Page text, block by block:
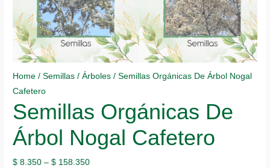
Home /Semillas /Árboles / Semillas Orgánicas De Árbol Nogal
Cafetero
Semillas Orgánicas De
Árbol Nogal Cafetero
$ 8.350 –$ 158.350